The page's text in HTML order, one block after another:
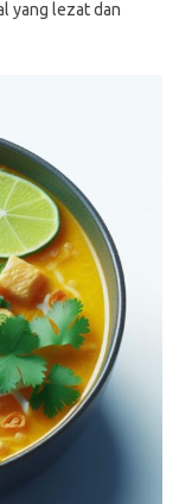
yang lezat dan